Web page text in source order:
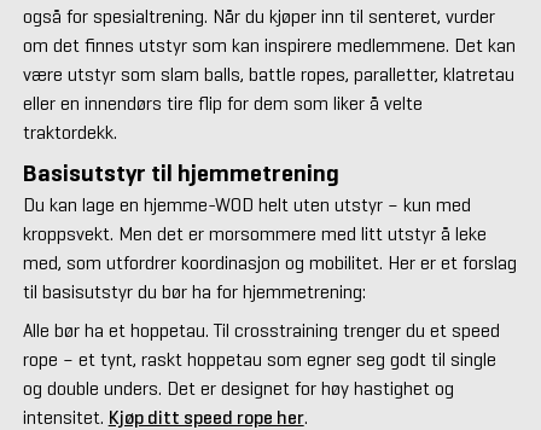
også for spesialtrening. Når du kjøper inn til senteret, vurder
om det finnes utstyr som kan inspirere medlemmene. Det kan
være utstyr som slam balls, battle ropes, paralletter, klatretau
eller en innendørs tire flip for dem som liker å velte
traktordekk.
Basisutstyr til hjemmetrening
Du kan lage en hjemme-WOD helt uten utstyr – kun med
kroppsvekt. Men det er morsommere med litt utstyr å leke
med, som utfordrer koordinasjon og mobilitet. Her er et forslag
til basisutstyr du bør ha for hjemmetrening:
Alle bør ha et hoppetau. Til crosstraining trenger du et speed
rope – et tynt, raskt hoppetau som egner seg godt til single
og double unders. Det er designet for høy hastighet og
intensitet. Kjøp ditt speed rope her.